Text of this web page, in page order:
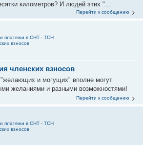
километров? И людей этих "...
Перейти к сообщению
платежи в СНТ - ТСН
взносов
членских взносов
"желающих и могущих" вполне могут
желаниями и разными возможностями!
Перейти к сообщению
платежи в СНТ - ТСН
взносов